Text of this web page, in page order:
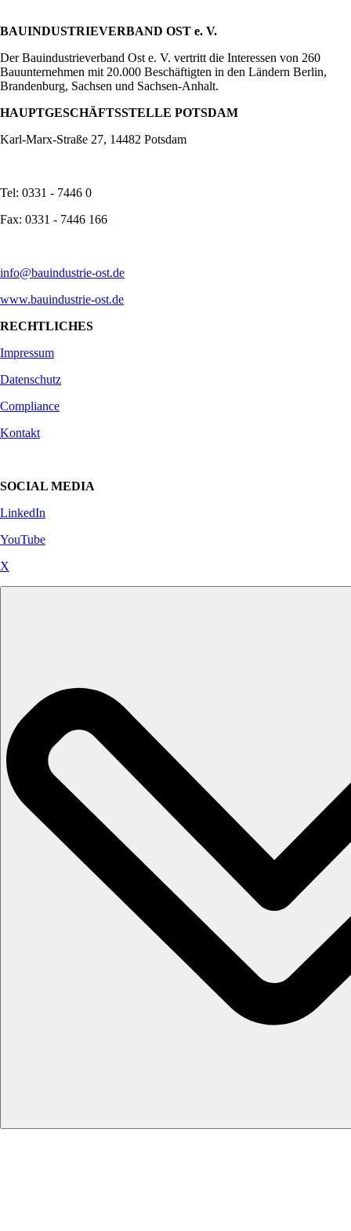
BAUINDUSTRIEVERBAND OST e. V.
Der Bauindustrieverband Ost e. V. vertritt die Interessen von 260
Bauunternehmen mit 20.000 Beschäftigten in den Ländern Berlin,
Brandenburg, Sachsen und Sachsen-Anhalt.
HAUPTGESCHÄFTSSTELLE POTSDAM
Karl-Marx-Straße 27, 14482 Potsdam
Tel: 0331 - 7446 0
Fax: 0331 - 7446 166
info@bauindustrie-ost.de
www.bauindustrie-ost.de
RECHTLICHES
Impressum
Datenschutz
Compliance
Kontakt
SOCIAL MEDIA
LinkedIn
YouTube
X